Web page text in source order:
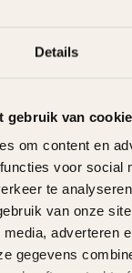
Details
gebruik van
om content en
voor social
te
van onze
adverteren
gegevens
Aluminium V-Brakes
Aluminium
Shimano DH-
AXA halogeen
Led
Pistooltype
Achter